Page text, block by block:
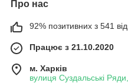
Про нас
92% позитивних з 541
Працює з 21.10.2020
м. Харків
вулиця Суздальські